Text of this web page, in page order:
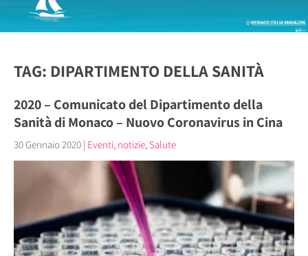
TAG: DIPARTIMENTO DELLA SANITÀ
2020 – Comunicato del Dipartimento della
Sanità di Monaco – Nuovo Coronavirus in Cina
30 Gennaio 2020 | Eventi, notizie, Salute